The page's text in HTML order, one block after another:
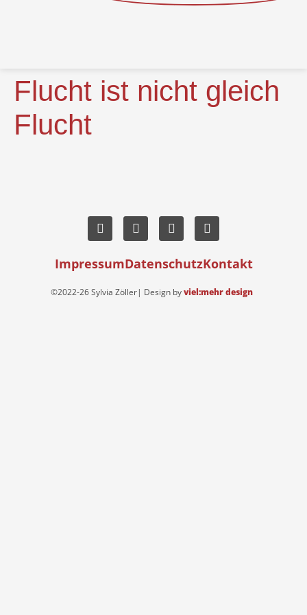
Flucht ist nicht gleich
Flucht
ImpressumDatenschutzKontakt
©2022-26 Sylvia Zöller| Design byviel:mehr design